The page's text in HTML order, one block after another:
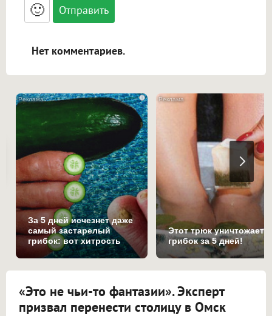
адреса URL автоматически становятся
ссылками, и [img]адрес[/img] будет
🙂
Нет комментариев.
i
За 5 дней исчезнет даже
самый застарелый
грибок: вот хитрость
Этот трюк уничтожает
грибок за 5 дней!
«Это не чьи-то фантазии». Эксперт
призвал перенести столицу в Омск